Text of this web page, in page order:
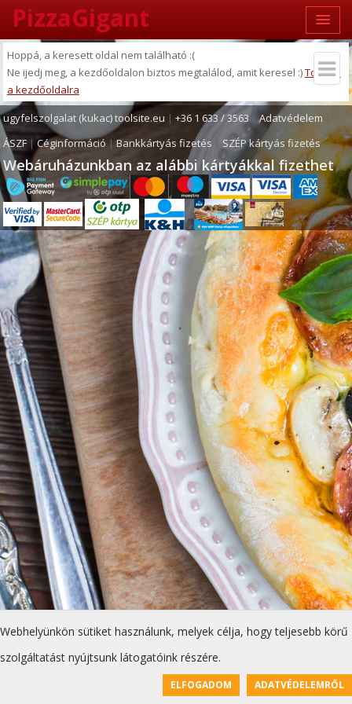
Webhelyünkön sütiket használunk, melyek célja, hogy teljesebb körű
szolgáltatást nyújtsunk látogatóink részére.
ELFOGADOM ADATVÉDELEMRŐL
PizzaGigant
Hoppá, a keresett oldal nem található :(
Ne ijedj meg, a kezdőoldalon biztos megtalálod, amit keresel :)Tovább
a kezdőoldalra
ugyfelszolgalat (kukac) toolsite.eu |+36 1 633 / 3563|Adatvédelem
ÁSZF |Céginformáció |Bankkártyás fizetés SZÉP kártyás fizetés
Webáruházunkban az alábbi kártyákkal fizethet